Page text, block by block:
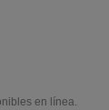
en línea.